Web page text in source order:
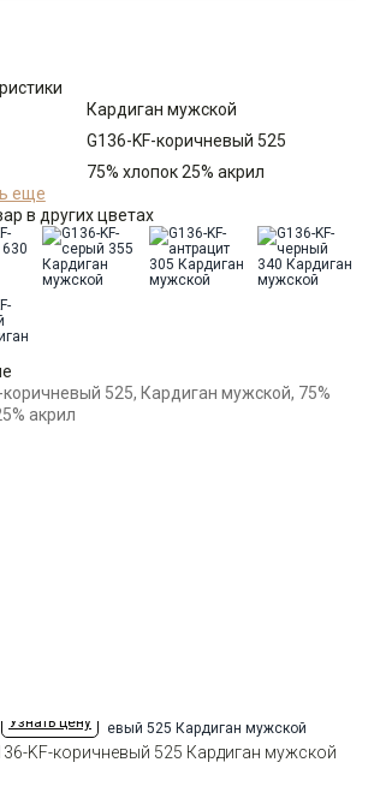
Выбрать размерный ряд
по 1 шт каждого доступного размера
Кардиган мужской
G136-KF-коричневый 525
75% хлопок 25% акрил
GREG
Классическая
Коричневый
еще
в других цветах
коричневый 525, Кардиган мужской, 75%
акрил
Узнать цену
KF-коричневый 525 Кардиган мужской